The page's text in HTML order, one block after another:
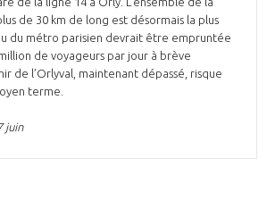
de 30 km de long est désormais la plus
du métro parisien devrait être empruntée
de voyageurs par jour à brève
de l’Orlyval, maintenant dépassé, risque
terme.
juin